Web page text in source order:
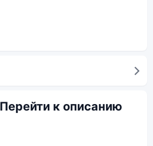
Перейти к описанию